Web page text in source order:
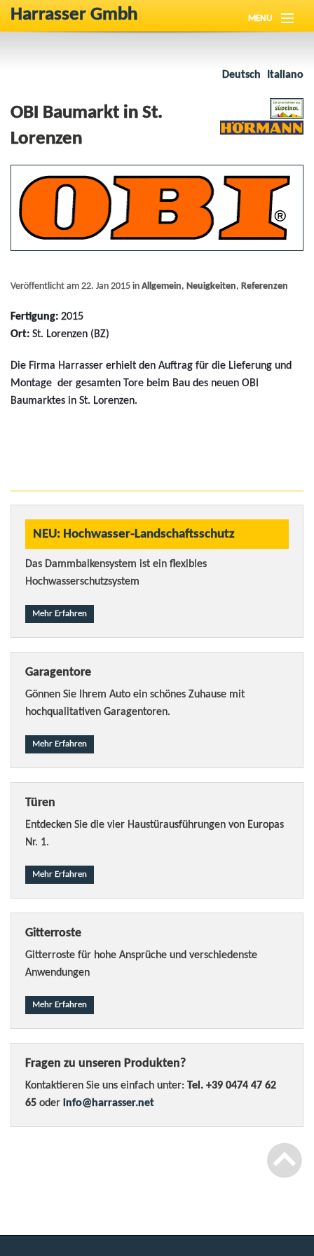
Harrasser Gmbh MENU
Produkte
Downloads
Kontakt
Deutsch Italiano
OBI Baumarkt in St.
Lorenzen
Veröffentlicht am 22. Jan 2015 in Allgemein, Neuigkeiten, Referenzen
Fertigung: 2015
Ort: St. Lorenzen (BZ)
Die Firma Harrasser erhielt den Auftrag für die Lieferung und
Montage der gesamten Tore beim Bau des neuen OBI
Baumarktes in St. Lorenzen.
NEU: Hochwasser-Landschaftsschutz
Das Dammbalkensystem ist ein flexibles
Hochwasserschutzsystem
Mehr Erfahren
Garagentore
Gönnen Sie Ihrem Auto ein schönes Zuhause mit
hochqualitativen Garagentoren.
Mehr Erfahren
Türen
Entdecken Sie die vier Haustürausführungen von Europas
Nr. 1.
Mehr Erfahren
Gitterroste
Gitterroste für hohe Ansprüche und verschiedenste
Anwendungen
Mehr Erfahren
Fragen zu unseren Produkten?
Kontaktieren Sie uns einfach unter: Tel. +39 0474 47 62
65 oder info@harrasser.net